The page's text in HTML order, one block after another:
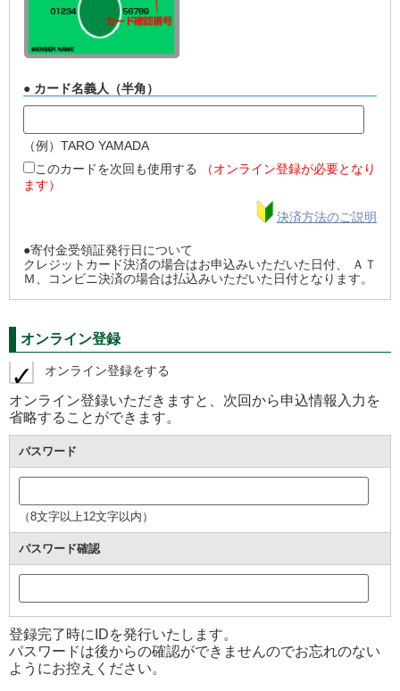
● カード名義人（半角）
（例）TARO YAMADA
このカードを次回も使用する
（オンライン登録が必要となり
ます）
決済方法のご説明
●寄付金受領証発行日について
クレジットカード決済の場合はお申込みいただいた日付、 ＡＴ
Ｍ、コンビニ決済の場合は払込みいただいた日付となります。
オンライン登録
オンライン登録をする
オンライン登録いただきますと、次回から申込情報入力を
省略することができます。
パスワード
（8文字以上12文字以内）
パスワード確認
登録完了時にIDを発行いたします。
パスワードは後からの確認ができませんのでお忘れのない
ようにお控えください。